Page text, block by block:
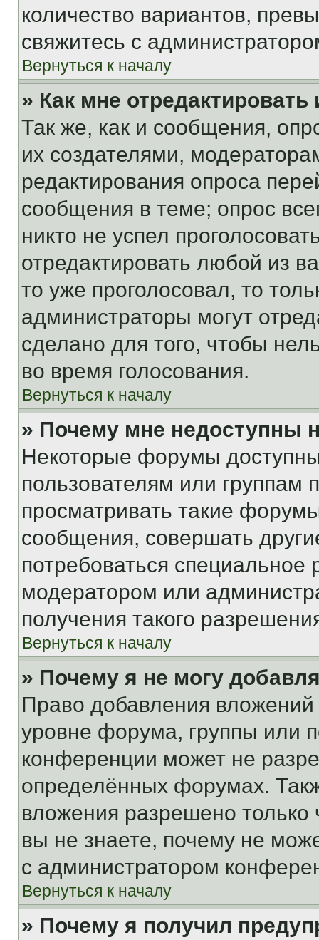
количество вариантов,
свяжитесь с
Вернуться к началу
» Как мне
Так же, как и сообщения,
их создателями,
редактирования опроса
сообщения в теме; опрос
никто не успел
отредактировать любой из
то уже проголосовал, то
администраторы могут
сделано для того, чтобы
во время голосования.
Вернуться к началу
» Почему мне недоступны
Некоторые форумы
пользователям или группам
просматривать такие
сообщения, совершать
потребоваться
модератором или
получения такого
Вернуться к началу
» Почему я не могу
Право добавления
уровне форума, группы или
конференции может не
определённых форумах.
вложения разрешено
вы не знаете, почему не
с администратором
Вернуться к началу
» Почему я получил